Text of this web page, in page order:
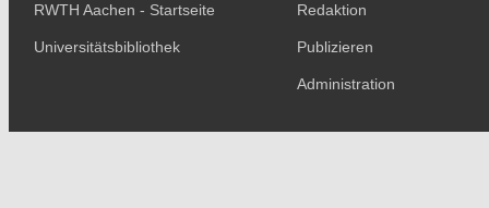
RWTH Aachen - Startseite
Universitätsbibliothek
Redaktion
Publizieren
Administration